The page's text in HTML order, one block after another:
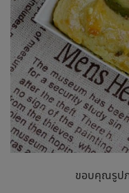
ขอบคุณรูปภ